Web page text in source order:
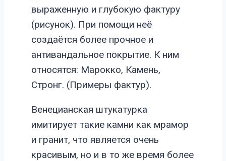
выраженную и глубокую фактуру
(рисунок). При помощи неё
создаётся более прочное и
антивандальное покрытие. К ним
относятся: Марокко, Камень,
Стронг. (Примеры фактур).
Венецианская штукатурка
имитирует такие камни как мрамор
и гранит, что является очень
красивым, но и в то же время более